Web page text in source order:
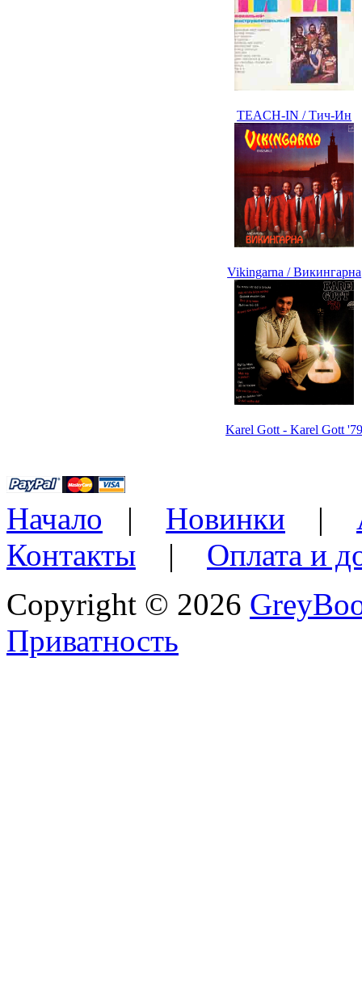
TEACH-IN / Тич-Ин
Vikingarna / Викингарна
Karel Gott - Karel Gott
Начало | Новинки |
Контакты | Оплата и
Copyright © 2026
Приватность